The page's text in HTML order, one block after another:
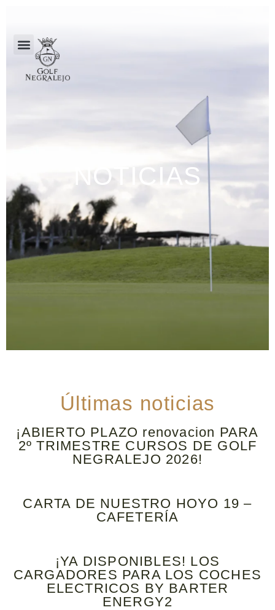
NOTICIAS
Últimas noticias
¡ABIERTO PLAZO renovacion PARA
2º TRIMESTRE CURSOS DE GOLF
NEGRALEJO 2026!
CARTA DE NUESTRO HOYO 19 –
CAFETERÍA
¡YA DISPONIBLES! LOS
CARGADORES PARA LOS COCHES
ELECTRICOS BY BARTER
ENERGY2